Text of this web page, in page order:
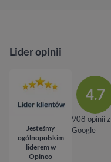
Lider opinii
Jesteśmy
ogólnopolskim
liderem w
Opineo
4.7
908 opinii z
Google